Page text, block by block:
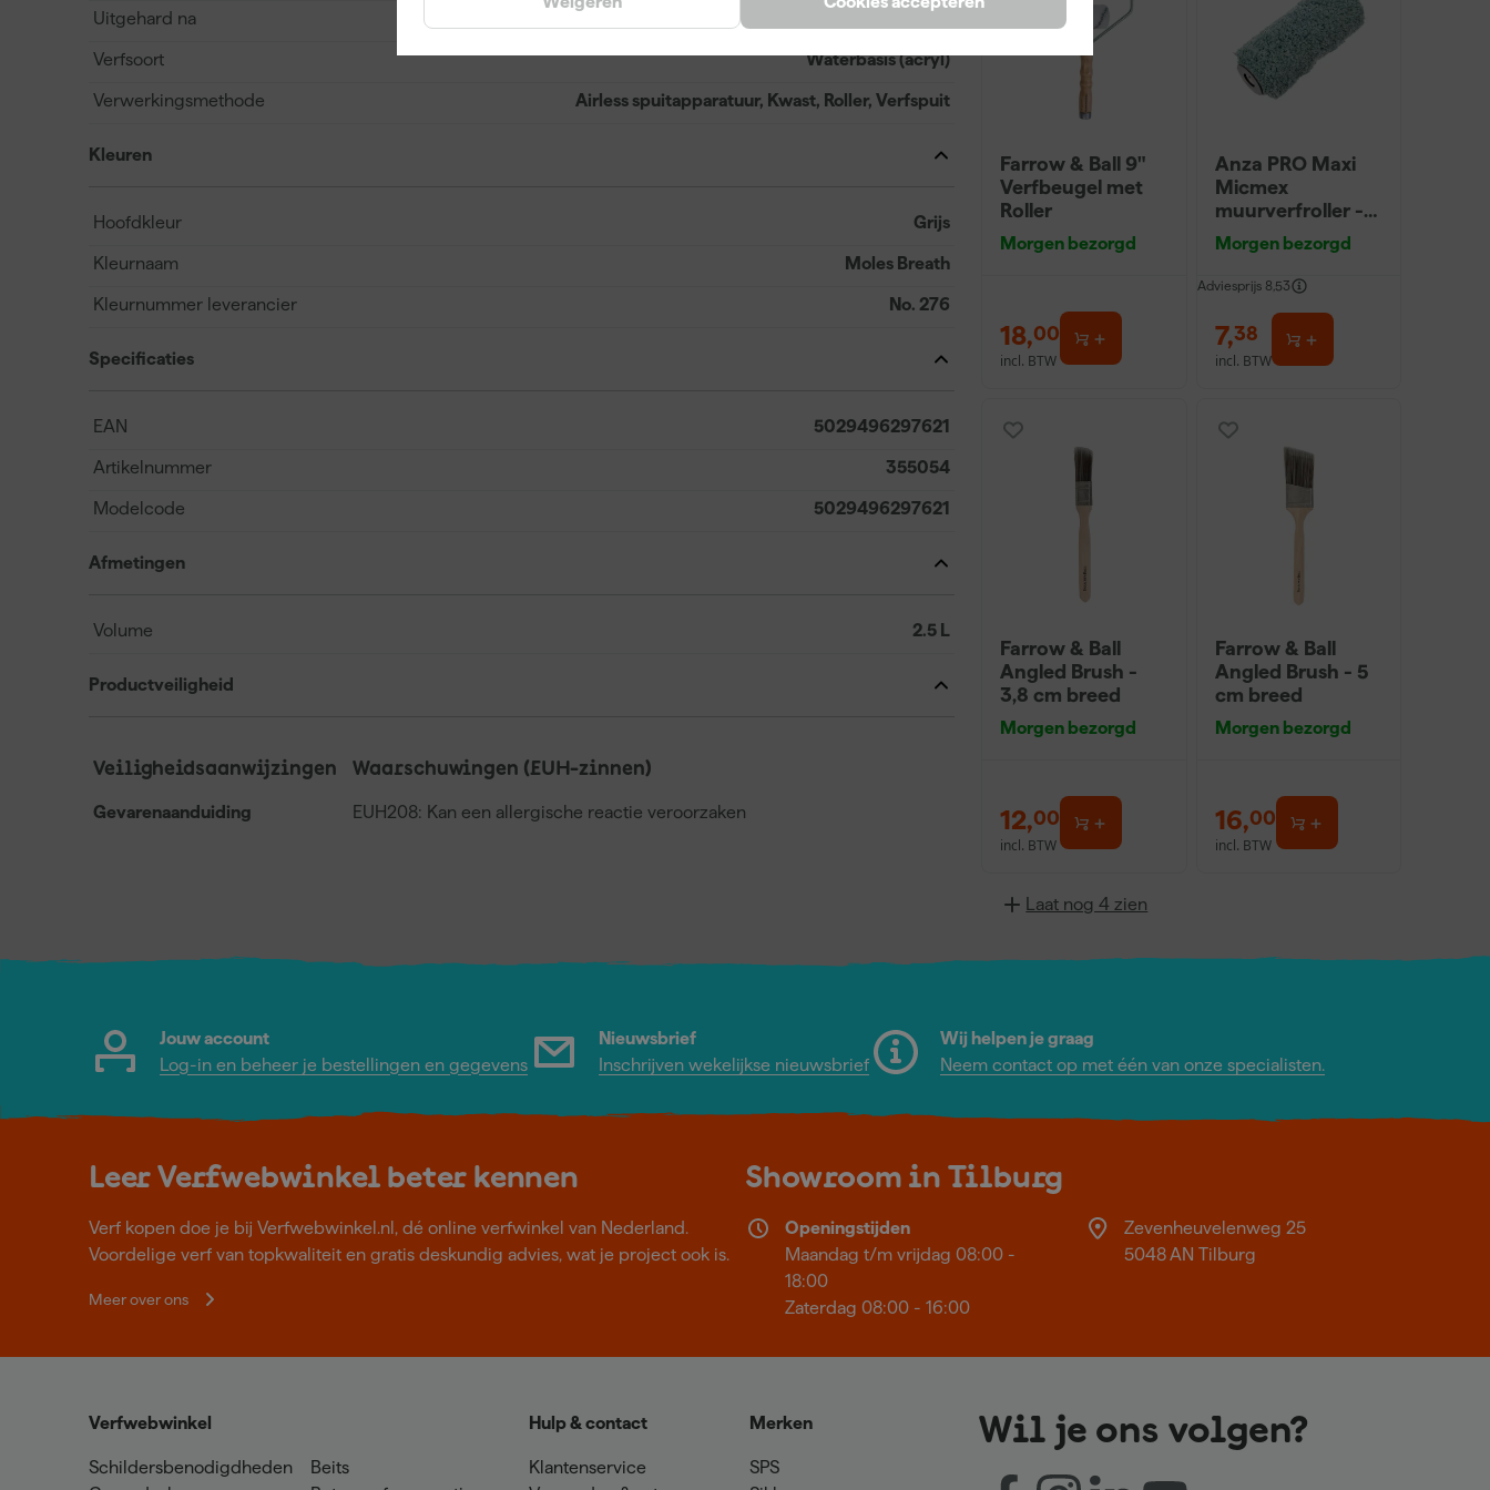
Uitgehard na
Verfsoort Waterbasis (acryl)
Verwerkingsmethode Airless spuitapparatuur, Kwast, Roller, Verfspuit
Kleuren
Hoofdkleur Grijs
Kleurnaam Moles Breath
Kleurnummer leverancier No. 276
Specificaties
EAN 5029496297621
Artikelnummer 355054
Modelcode 5029496297621
Afmetingen
Volume 2.5 L
Productveiligheid
Veiligheidsaanwijzingen
Gevarenaanduiding
Waarschuwingen (EUH-zinnen)
EUH208: Kan een allergische reactie veroorzaken
Farrow & Ball 9"
Verfbeugel met
Roller
Morgen bezorgd
18,00
incl. BTW
Anza PRO Maxi
Micmex
muurverfroller -
18cm
Morgen bezorgd
Adviesprijs 8,53
7,38
incl. BTW
Farrow & Ball
Angled Brush -
3,8 cm breed
Morgen bezorgd
12,00
incl. BTW
Farrow & Ball
Angled Brush - 5
cm breed
Morgen bezorgd
16,00
incl. BTW
Laat nog 4 zien
Jouw account
Log-in en beheer je bestellingen en gegevens
Nieuwsbrief
Inschrijven wekelijkse nieuwsbrief
Wij helpen je graag
Neem contact op met één van onze specialisten.
Leer Verfwebwinkel beter kennen
Verf kopen doe je bij Verfwebwinkel.nl, dé online verfwinkel van Nederland.
Voordelige verf van topkwaliteit en gratis deskundig advies, wat je project ook is.
Meer over ons
Showroom in Tilburg
Openingstijden
Maandag t/m vrijdag 08:00 -
18:00
Zaterdag 08:00 - 16:00
Zevenheuvelenweg 25
5048 AN Tilburg
Verfwebwinkel
Schildersbenodigdheden
Beits
Hulp & contact
Klantenservice
Merken
SPS
Wil je ons volgen?